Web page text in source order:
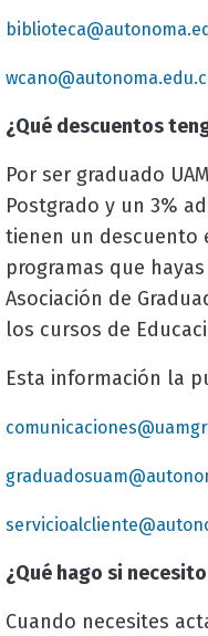
¿Qué descuentos
Por ser graduado
Postgrado y un 3%
tienen un descuento
programas que
Asociación de
los cursos de
Esta información la
¿Qué hago si
Cuando necesites